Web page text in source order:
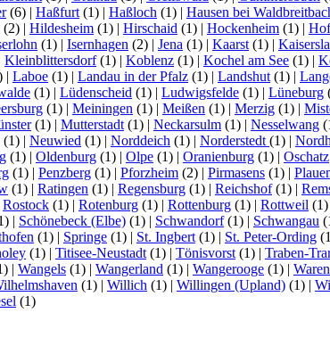
(6) | Haßfurt (1) | Haßloch (1) | Hausen bei
(2) | Hildesheim (1) | Hirschaid (1) | Hockenheim (1) | Hof
(1) | Isernhagen (2) | Jena (1) | Kaarst (1) |
Kleinblittersdorf(1) | Koblenz (1) | Kochel am See (1) |
| Laboe (1) | Landau in der Pfalz (1) | Landshut (1) |
(1) | Lüdenscheid (1) | Ludwigsfelde (1) | Lüneburg
(1) | Meiningen (1) | Meißen (1) | Merzig (1) |
(1) | Mutterstadt (1) | Neckarsulm (1) | Nesselwang
(1) | Neuwied (1) | Norddeich (1) | Norderstedt (1) |
(1) | Oldenburg (1) | Olpe (1) | Oranienburg (1) | Oschatz
(1) | Penzberg (1) | Pforzheim (2) | Pirmasens (1) |
(1) | Ratingen (1) | Regensburg (1) | Reichshof(1) |
Rostock (1) | Rotenburg (1) | Rottenburg (1) | Rottweil (1)
| Schönebeck (Elbe) (1) | Schwandorf(1) | Schwangau
(1) | Springe (1) | St. Ingbert (1) | St. Peter-Ording
(1) | Titisee-Neustadt (1) | Tönisvorst (1) | Traben-
| Wangels (1) | Wangerland (1) | Wangerooge (1) |
(1) | Willich (1) | Willingen (Upland) (1) |
(1)